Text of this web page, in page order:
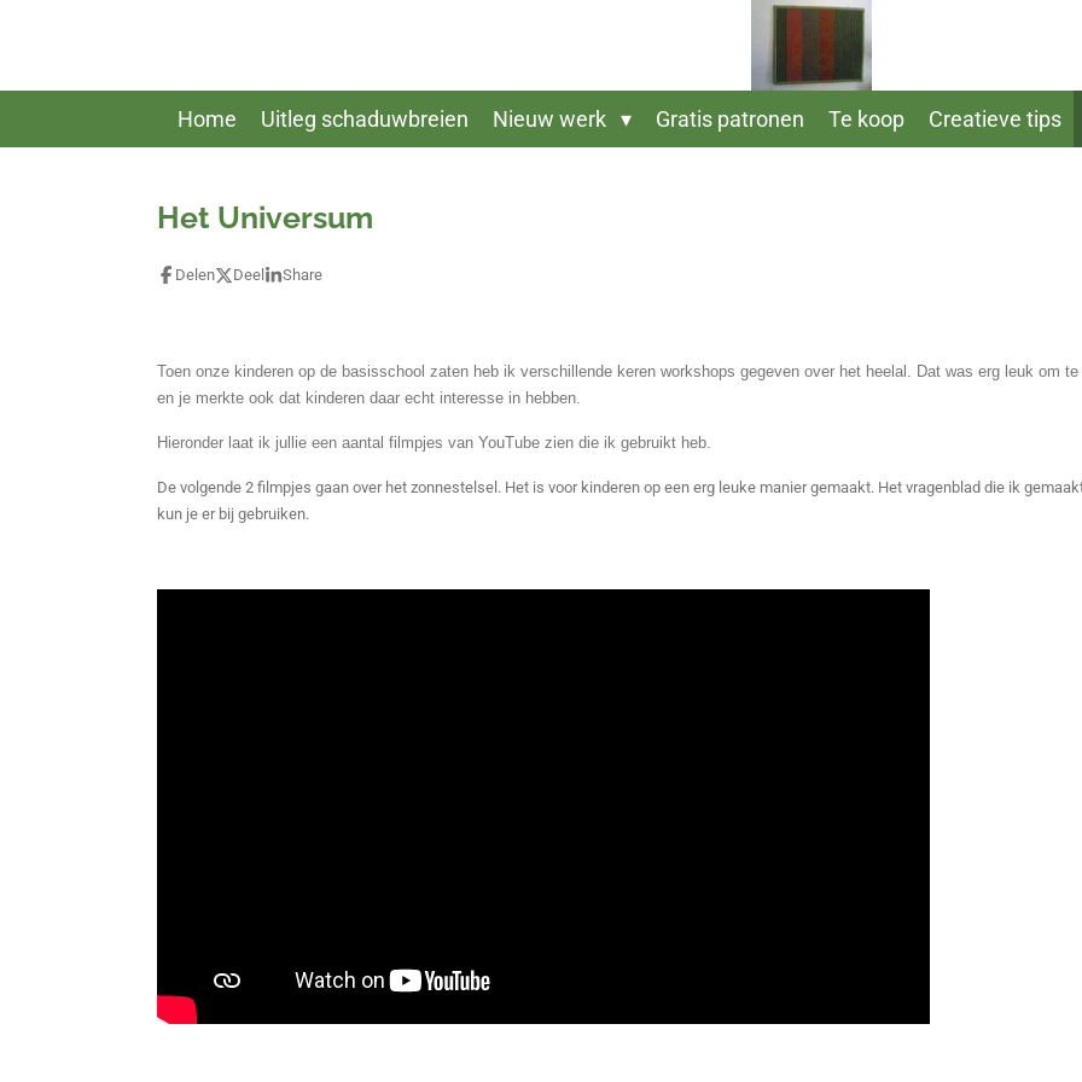
Home Uitleg schaduwbreien Nieuw werk Gratis patronen Te koop Creatieve tips
Het Universum
Delen Deel Share
Toen onze kinderen op de basisschool zaten heb ik verschillende keren workshops gegeven over het heelal. Dat was erg leuk om te
en je merkte ook dat kinderen daar echt interesse in hebben.
Hieronder laat ik jullie een aantal filmpjes van YouTube zien die ik gebruikt heb.
De volgende 2 filmpjes gaan over het zonnestelsel. Het is voor kinderen op een erg leuke manier gemaakt. Het vragenblad die ik
kun je er bij gebruiken.